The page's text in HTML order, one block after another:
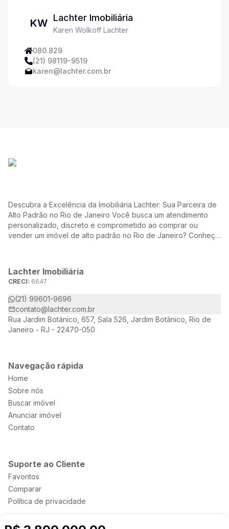
KW Lachter Imobiliária
Karen Wolkoff Lachter
080.829
(21) 98119-9519
karen@lachter.com.br
Descubra a Excelência da Imobiliária Lachter: Sua Parceira de
Alto Padrão no Rio de Janeiro Você busca um atendimento
personalizado, discreto e comprometido ao comprar ou
vender um imóvel de alto padrão no Rio de Janeiro? Conheça
necessidades e desejos.
Lachter Imobiliária
CRECI: 6647
(21) 99601-9696
contato@lachter.com.br
Rua Jardim Botânico, 657, Sala 526, Jardim Botânico, Rio de
Janeiro - RJ - 22470-050
Navegação rápida
Home
Sobre nós
Buscar imóvel
Anunciar imóvel
Contato
Suporte ao Cliente
Favoritos
Comparar
Política de privacidade